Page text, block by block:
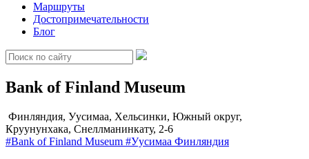
Маршруты
Достопримечательности
Блог
Bank of Finland Museum
Финляндия, Уусимаа, Хельсинки, Южный округ,
Круунунхака, Снеллманинкату, 2-6
#Bank of Finland Museum #Уусимаа Финляндия